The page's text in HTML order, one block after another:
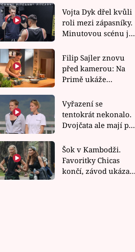
Vojta Dyk dřel kvůli
roli mezi zápasníky.
Minutovou scénu jel
Filip Sajler znovu
před kamerou: Na
Primě ukáže
rychlé recepty
Vyřazení se
tentokrát nekonalo.
Dvojčata ale mají po
závodu nůž na krku
Šok v Kambodži.
Favoritky Chicas
končí, závod ukázal